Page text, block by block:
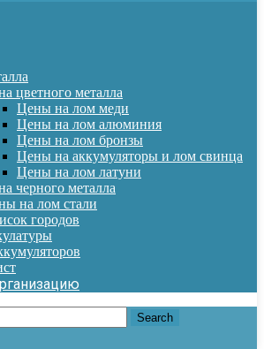
цветного металла
Цены на лом меди
Цены на лом алюминия
Цены на лом бронзы
Цены на аккумуляторы и лом свинца
Цены на лом латуни
черного металла
на лом стали
городов
Search